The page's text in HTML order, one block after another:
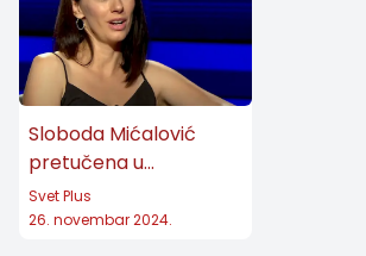
Nagrade i priznanja
Sloboda Mićalović je osvojila
nagrade tokom svoje karijere,
Nagrada za najbolji glumački
Andrijom Miloševićem za ulogu
Sloboda Mićalović
pretučena u
Beogradu! Slučaj je
prijavljen policiji!
Svet Plus
26. novembar 2024.